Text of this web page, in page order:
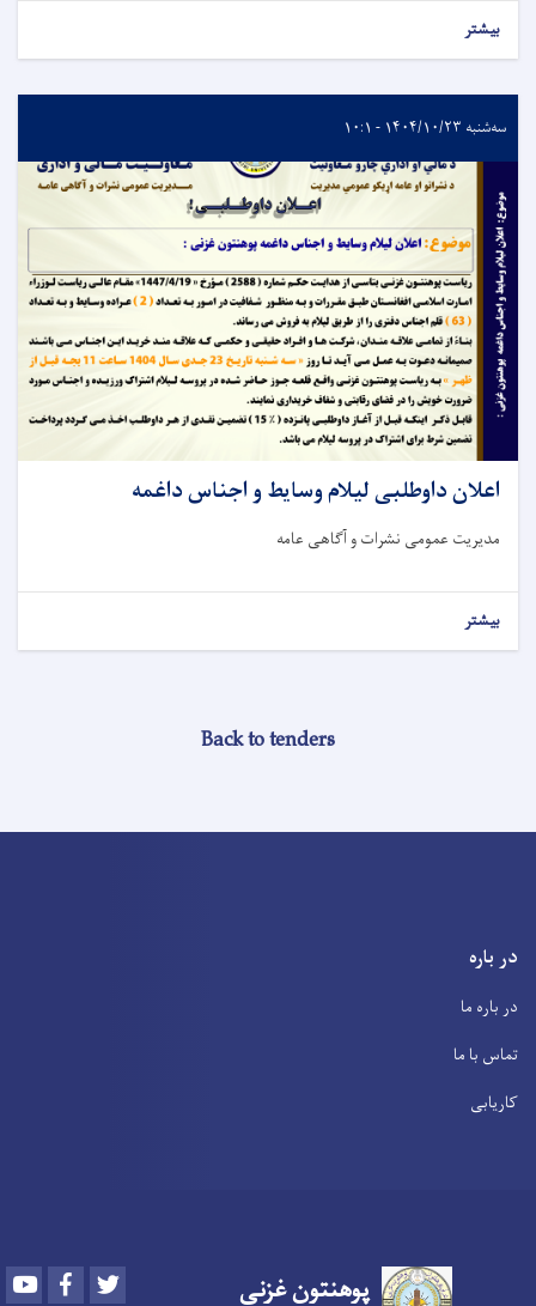
بیشتر
سه‌شنبه ۱۴۰۴/۱۰/۲۳ - ۱۰:۱
اعلان داوطلبی لیلام وسایط و اجناس داغمه
مدیریت عمومی نشرات و آګاهی عامه
بیشتر
Back to tenders
در باره
در باره ما
تماس با ما
کاریابی
پوهنتونغزنی Youtube Facebook